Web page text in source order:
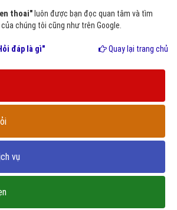
thoai" luôn được bạn đọc quan tâm và tìm
chúng tôi cũng như trên Google.
đáp là gì" Quay lại trang chủ
vụ